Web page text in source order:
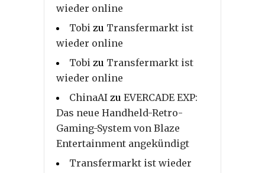
wieder online
Tobi zu Transfermarkt ist
wieder online
Tobi zu Transfermarkt ist
wieder online
ChinaAI zu EVERCADE EXP:
Das neue Handheld-Retro-
Gaming-System von Blaze
Entertainment angekündigt
Transfermarkt ist wieder